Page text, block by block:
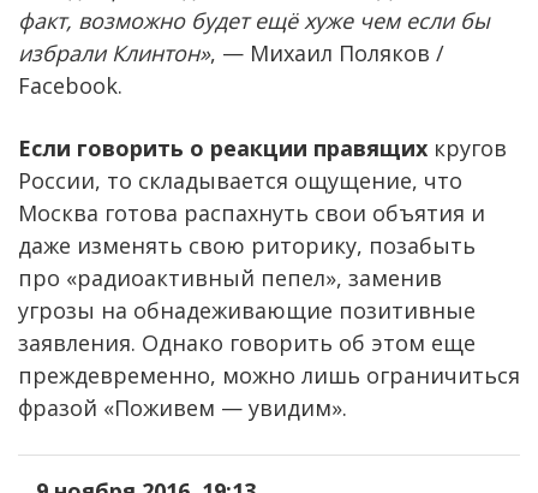
факт, возможно будет ещё хуже чем если бы
избрали Клинтон», — Михаил Поляков /
Facebook.
Если говорить о реакции правящих кругов
России, то складывается ощущение, что
Москва готова распахнуть свои объятия и
даже изменять свою риторику, позабыть
про «радиоактивный пепел», заменив
угрозы на обнадеживающие позитивные
заявления. Однако говорить об этом еще
преждевременно, можно лишь ограничиться
фразой «Поживем — увидим».